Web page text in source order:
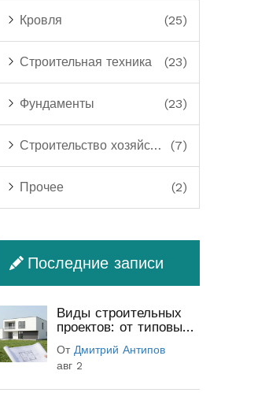
Кровля (25)
Строительная техника (23)
Фундаменты (23)
Строительство хозяйственных построек (7)
Прочее (2)
Последние записи
Виды строительных
проектов: от типовых
(полный гид)
От Дмитрий Антипов
авг 2